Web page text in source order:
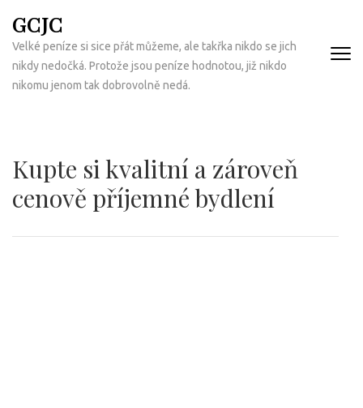
na
obsah
(Enter)
GCJC
Velké peníze si sice přát můžeme, ale takřka nikdo se jich
nikdy nedočká. Protože jsou peníze hodnotou, již nikdo
nikomu jenom tak dobrovolně nedá.
Kupte si kvalitní a zároveň
cenově příjemné bydlení